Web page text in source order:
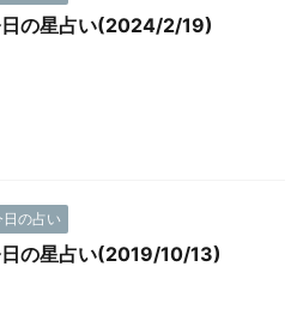
の星占い(2024/2/19)
日の占い
の星占い(2019/10/13)